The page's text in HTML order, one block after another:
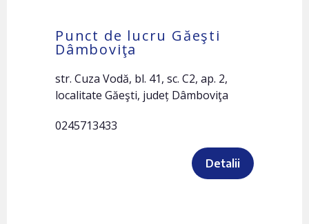
Punct de lucru Găeşti
Dâmboviţa
str. Cuza Vodă, bl. 41, sc. C2, ap. 2,
localitate Găeşti, județ Dâmboviţa
0245713433
Detalii